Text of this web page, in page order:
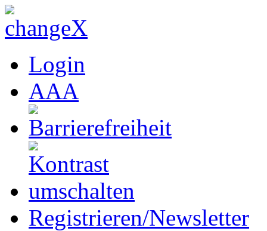
Login
AAA
Registrieren/Newsletter